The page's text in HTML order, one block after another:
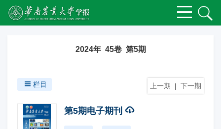
2024年 45卷 第5期
栏目 上一期 | 下一期
第5期电子期刊